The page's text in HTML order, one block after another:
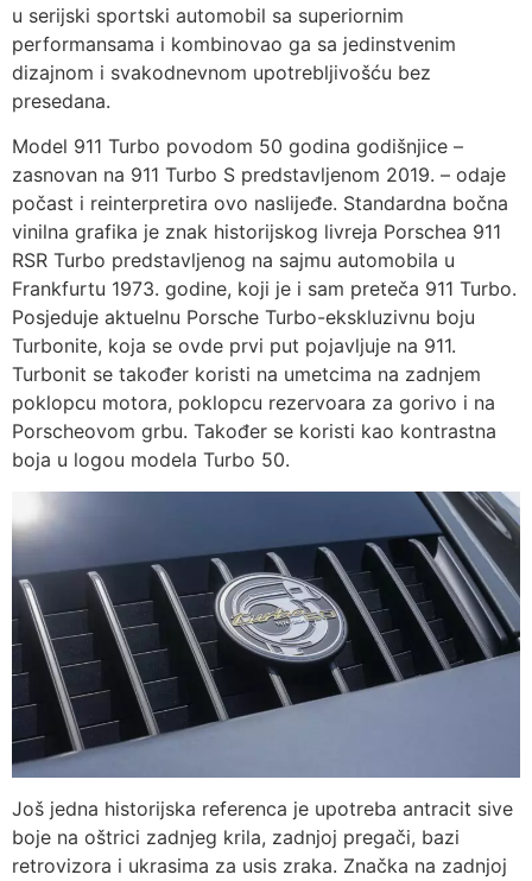
u serijski sportski automobil sa superiornim
performansama i kombinovao ga sa jedinstvenim
dizajnom i svakodnevnom upotrebljivošću bez
presedana.
Model 911 Turbo povodom 50 godina godišnjice –
zasnovan na 911 Turbo S predstavljenom 2019. – odaje
počast i reinterpretira ovo naslijeđe. Standardna bočna
vinilna grafika je znak historijskog livreja Porschea 911
RSR Turbo predstavljenog na sajmu automobila u
Frankfurtu 1973. godine, koji je i sam preteča 911 Turbo.
Posjeduje aktuelnu Porsche Turbo-ekskluzivnu boju
Turbonite, koja se ovde prvi put pojavljuje na 911.
Turbonit se također koristi na umetcima na zadnjem
poklopcu motora, poklopcu rezervoara za gorivo i na
Porscheovom grbu. Također se koristi kao kontrastna
boja u logou modela Turbo 50.
Još jedna historijska referenca je upotreba antracit sive
boje na oštrici zadnjeg krila, zadnjoj pregači, bazi
retrovizora i ukrasima za usis zraka. Značka na zadnjoj